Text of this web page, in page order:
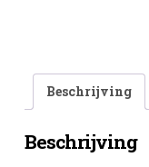
Beschrijving
Beschrijving